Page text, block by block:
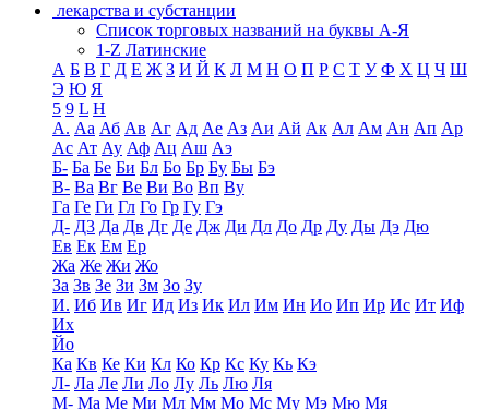
лекарства и субстанции
Список торговых названий на буквы А-Я
1-Z Латинские
А Б В Г Д Е Ж З И Й К Л М Н О П Р С Т У Ф Х Ц Ч Ш
Э Ю Я
5 9 L H
А. Аа Аб Ав Аг Ад Ае Аз Аи Ай Ак Ал Ам Ан Ап Ар
Ас Ат Ау Аф Ац Аш Аэ
Б- Ба Бе Би Бл Бо Бр Бу Бы Бэ
В- Ва Вг Ве Ви Во Вп Ву
Га Ге Ги Гл Го Гр Гу Гэ
Д- Д3 Да Дв Дг Де Дж Ди Дл До Др Ду Ды Дэ Дю
Ев Ек Ем Ер
Жа Же Жи Жо
За Зв Зе Зи Зм Зо Зу
И. Иб Ив Иг Ид Из Ик Ил Им Ин Ио Ип Ир Ис Ит Иф
Их
Йо
Ка Кв Ке Ки Кл Ко Кр Кс Ку Кь Кэ
Л- Ла Ле Ли Ло Лу Ль Лю Ля
М- Ма Ме Ми Мл Мм Мо Мс Му Мэ Мю Мя